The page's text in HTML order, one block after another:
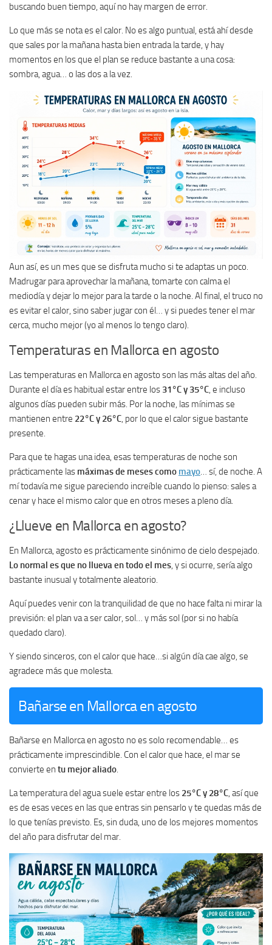
buscando buen tiempo, aquí no hay margen de error.
Lo que más se nota es el calor. No es algo puntual, está ahí desde
que sales por la mañana hasta bien entrada la tarde, y hay
momentos en los que el plan se reduce bastante a una cosa:
sombra, agua… o las dos a la vez.
Aun así, es un mes que se disfruta mucho si te adaptas un poco.
Madrugar para aprovechar la mañana, tomarte con calma el
mediodía y dejar lo mejor para la tarde o la noche. Al final, el truco no
es evitar el calor, sino saber jugar con él… y si puedes tener el mar
cerca, mucho mejor (yo al menos lo tengo claro).
Temperaturas en Mallorca en agosto
Las temperaturas en Mallorca en agosto son las más altas del año.
Durante el día es habitual estar entre los 31°C y 35°C , e incluso
algunos días pueden subir más. Por la noche, las mínimas se
mantienen entre 22°C y 26°C , por lo que el calor sigue bastante
presente.
Para que te hagas una idea, esas temperaturas de noche son
prácticamente las máximas de meses como mayo … sí, de noche. A
mí todavía me sigue pareciendo increíble cuando lo pienso: sales a
cenar y hace el mismo calor que en otros meses a pleno día.
¿Llueve en Mallorca en agosto?
En Mallorca, agosto es prácticamente sinónimo de cielo despejado.
Lo normal es que no llueva en todo el mes , y si ocurre, sería algo
bastante inusual y totalmente aleatorio.
Aquí puedes venir con la tranquilidad de que no hace falta ni mirar la
previsión: el plan va a ser calor, sol… y más sol (por si no había
quedado claro).
Y siendo sinceros, con el calor que hace…si algún día cae algo, se
agradece más que molesta.
Bañarse en Mallorca en agosto
Bañarse en Mallorca en agosto no es solo recomendable… es
prácticamente imprescindible. Con el calor que hace, el mar se
convierte en tu mejor aliado
La temperatura del agua suele estar entre los 25°C y 28°C , así que
es de esas veces en las que entras sin pensarlo y te quedas más de
lo que tenías previsto. Es, sin duda, uno de los mejores momentos
del año para disfrutar del mar.